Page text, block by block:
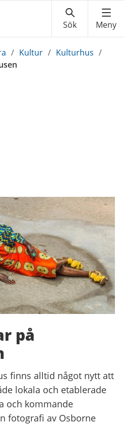
/ Kultur / Kulturhus /
på
finns alltid något nytt att
lokala och etablerade
och kommande
fotografi av Osborne